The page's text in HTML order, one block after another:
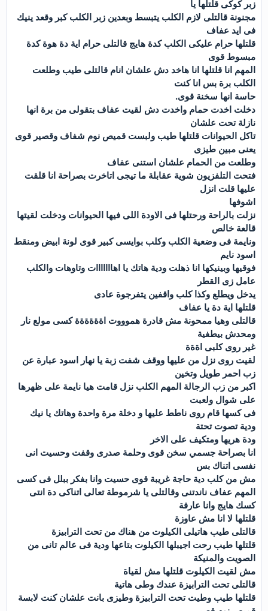
زبر كوكى قلتلها يا
مجنونة قالتلى لازم الكلب يتبسط وبعدين زبر الكلب كبر وقعد ينيك
فى ايد عفاف
قلتلها حرام عليكى الكلب كدة هايج قالتلى حرام اية دة هوة كدة
مبسوط قوى
المهم انا قلتلها انا هاخد دش علشان انام قالتلى طيب وطلعت
الكلب برة بس انا كنت
حاسة انها سخنة قوى.
دخلت اخدت حمام واخدت دش لقيت عفاف بتقولى من برة انها
نازلة تحت علشان
تاكل الحيوانات قلتلها طيب ولبست قميص نوم شفاف وقصير قوى
يعنى مبين طيزى
وطلعت من الحمام علشان استنى عفاف
فتحت التلفزيون شوية عقابلة ما تيجى اتاخرت بصراحة انا قلقت
عليها قلت انزل
اشوفها
نزلت بالراحة ورحتلها فى الاودة اللى فيها الحيوانات ودخلت لقيتها
قالعة خالص
ونايمة فى وضعية الكلب وكلب بوايسى كبير قوى لونة ابيض ومنقط
اسود نايم
فوقيها وبينيكها انا ذهلت ودية هاتك يا اهااااااات وتاوهات والكلب
عامل زى القطر
يدخل ويطلع وكذا كلب واقفين يتفرجوة عادى
قلتلها اية دة يا عفاف
قالتلى وهيا ممحونة مش قادرة هموووت اةةةةةة كسى مولع نار
ومحدش بيطفية
غير روى كلبى اةةة
لقيت روى نزل من عليها ووقف شفت زبة يا نهار اسود عبارة عن
زب احمر طويل وتخين
اكبر من زب الرجالة المهم الكلب نزل قامت هيا نايمة على ظهرها
على شوال ولعبت
فى كسها قام روى ناطط عليها و دخلة مرة واحدة وهاتك يا نيك
ودية تصوت تحتة
ودة هريها ومتكيف على الاخر
انا بصراحة جسمي سخن قوى وحلمة صدرى وقفت وحسيت انى
نفسى اتناك بس
مش من كلب دية حاجة غريبة قوى حسيت وانا بفكر ببلل فى كسى
المهم عفاف ناندتنى وقالتلى يا شرموطة تعالى اتناكى دة انتى
كسك هايج وانا عارفة
قلتلها لا انا مش عاوزة
قالتلى طيب هاتيلى الكيلوت من هناك من تحت الترابيزة
قلتلها طيب رحت اجيبلها الكيلوت بتاعها ودية فى عالم تانى من
الصويت والمنيكة
مش لقيت الكيلوت قلتلها مش لقياة
قالتلى تحت الترابيزة عندك وطى هاتية
قلتلها طيب وطيت تحت الترابيزة وطيزى بانت علشان كنت لابسة